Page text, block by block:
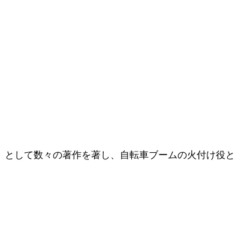
して数々の著作を著し、自転車ブームの火付け役と